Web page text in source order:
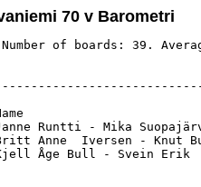
70 v Barometri
of boards: 39.
Name
Runtti - Mika
Anne  Iversen - Knut
Åge Bull - Svein Erik